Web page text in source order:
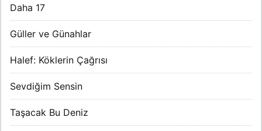
Daha 17
Güller ve Günahlar
Halef: Köklerin Çağrısı
Sevdiğim Sensin
Taşacak Bu Deniz